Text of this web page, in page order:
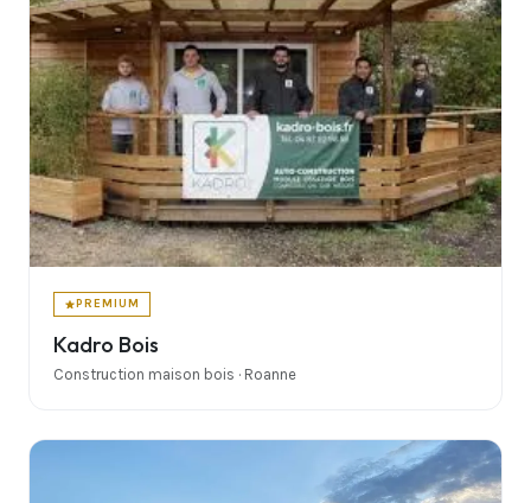
PREMIUM
Kadro Bois
Construction maison bois · Roanne